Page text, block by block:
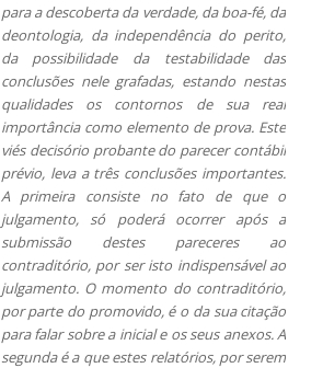
para a descoberta da verdade, da boa-fé, da
deontologia, da independência do perito,
da possibilidade da testabilidade das
conclusões nele grafadas, estando nestas
qualidades os contornos de sua real
importância como elemento de prova. Este
viés decisório probante do parecer contábil
prévio, leva a três conclusões importantes.
A primeira consiste no fato de que o
julgamento, só poderá ocorrer após a
submissão destes pareceres ao
contraditório, por ser isto indispensável ao
julgamento. O momento do contraditório,
por parte do promovido, é o da sua citação
para falar sobre a inicial e os seus anexos. A
segunda é a que estes relatórios, por serem